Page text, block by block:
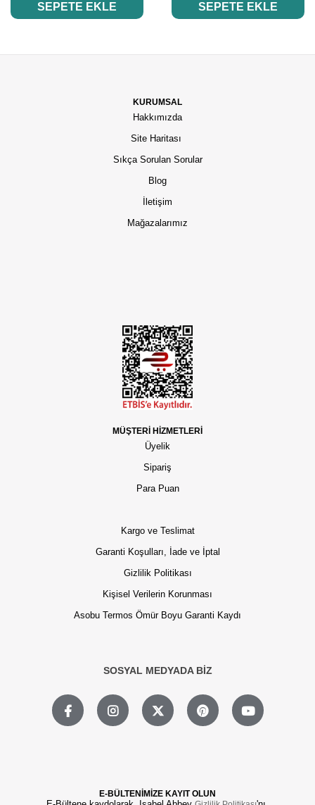
SEPETE EKLE SEPETE EKLE
KURUMSAL
Hakkımızda
Site Haritası
Sıkça Sorulan Sorular
Blog
İletişim
Mağazalarımız
MÜŞTERİ HİZMETLERİ
Üyelik
Sipariş
Para Puan
Kargo ve Teslimat
Garanti Koşulları, İade ve İptal
Gizlilik Politikası
Kişisel Verilerin Korunması
Asobu Termos Ömür Boyu Garanti Kaydı
SOSYAL MEDYADA BİZ
E-BÜLTENİMİZE KAYIT OLUN